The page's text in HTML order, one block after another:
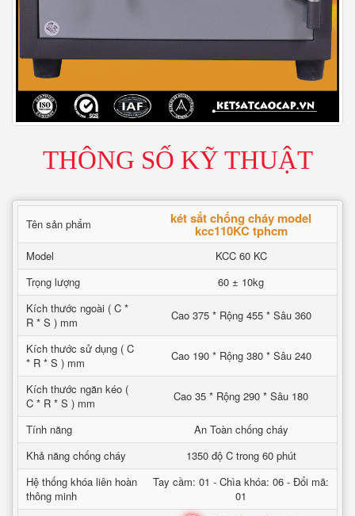
THÔNG SỐ KỸ THUẬT
Tên sản phẩm két sắt chống cháy model
kcc110KC tphcm
Model
KCC 60 KC
Trọng lượng
60 ± 10kg
Kích thước ngoài ( C *
R * S ) mm
Cao 375 * Rộng 455 * Sâu 360
Kích thước sử dụng ( C
* R * S ) mm
Cao 190 * Rộng 380 * Sâu 240
Kích thước ngăn kéo (
C * R * S ) mm
Cao 35 * Rộng 290 * Sâu 180
Tính năng
An Toàn chống cháy
Khả năng chống cháy
1350 độ C trong 60 phút
Hệ thống khóa liên hoàn
thông minh
Tay cầm: 01 - Chìa khóa: 06 - Đổi mã:
01